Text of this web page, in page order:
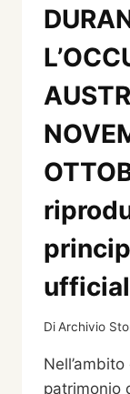
DiArchivio
patrimonio